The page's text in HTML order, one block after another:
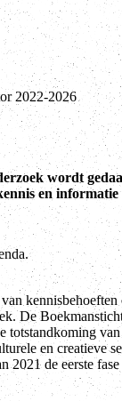
2022-2026
wordt
en informatie
kennisbehoeften
De
totstandkoming van
en creatieve
2021 de eerste fase